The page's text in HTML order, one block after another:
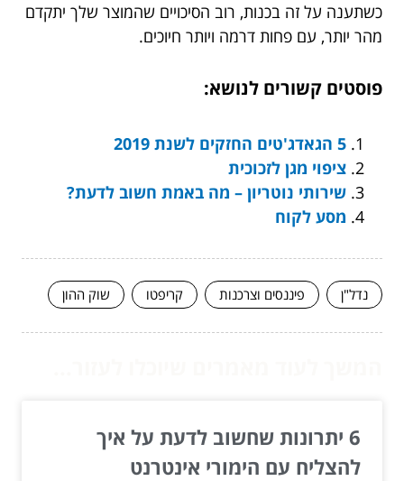
כשתענה על זה בכנות, רוב הסיכויים שהמוצר שלך יתקדם
מהר יותר, עם פחות דרמה ויותר חיוכים.
פוסטים קשורים לנושא:
5 הגאדג'טים החזקים לשנת 2019
ציפוי מגן לזכוכית
שירותי נוטריון – מה באמת חשוב לדעת?
מסע לקוח
נדל"ן פיננסים וצרכנות קריפטו שוק ההון
6 יתרונות שחשוב לדעת על איך
להצליח עם הימורי אינטרנט